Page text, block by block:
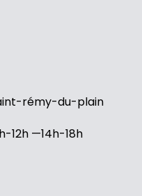
rémy-du-plain
12h —14h-18h